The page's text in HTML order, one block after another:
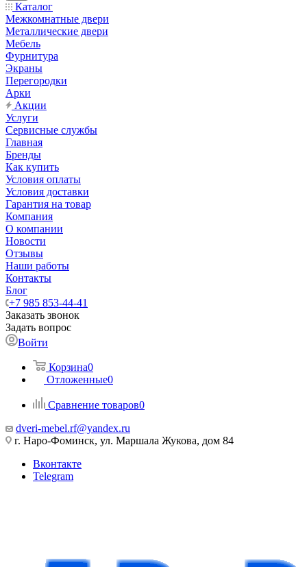
Каталог
Межкомнатные двери
Металлические двери
Мебель
Фурнитура
Экраны
Перегородки
Арки
Акции
Услуги
Сервисные службы
Главная
Бренды
Как купить
Условия оплаты
Условия доставки
Гарантия на товар
Компания
О компании
Новости
Отзывы
Наши работы
Контакты
Блог
+7 985 853-44-41
Заказать звонок
Задать вопрос
Войти
Корзина0
Отложенные0
Сравнение товаров0
dveri-mebel.rf@yandex.ru
г. Наро-Фоминск, ул. Маршала Жукова, дом 84
Вконтакте
Telegram